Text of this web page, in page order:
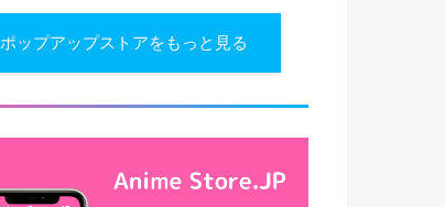
ポップアップストアをもっと見る